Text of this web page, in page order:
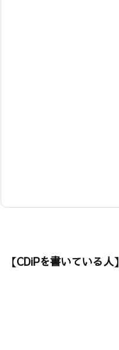
【CDiPを書いている人】